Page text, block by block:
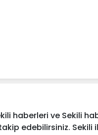
haberleri ve Sekili
edebilirsiniz. Sekili